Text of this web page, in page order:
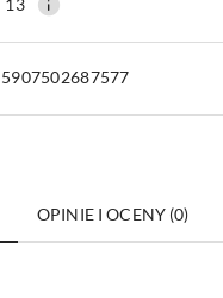
13
5907502687577
OPINIE I OCENY (0)